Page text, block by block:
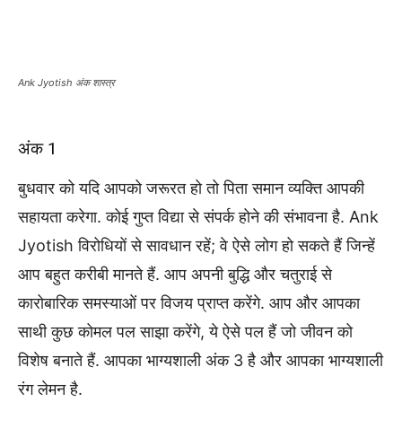
Ank Jyotish अंक शास्त्र
अंक 1
बुधवार को यदि आपको जरूरत हो तो पिता समान व्यक्ति आपकी
सहायता करेगा. कोई गुप्त विद्या से संपर्क होने की संभावना है. Ank
Jyotish विरोधियों से सावधान रहें; वे ऐसे लोग हो सकते हैं जिन्हें
आप बहुत करीबी मानते हैं. आप अपनी बुद्धि और चतुराई से
कारोबारिक समस्याओं पर विजय प्राप्त करेंगे. आप और आपका
साथी कुछ कोमल पल साझा करेंगे, ये ऐसे पल हैं जो जीवन को
विशेष बनाते हैं. आपका भाग्यशाली अंक 3 है और आपका भाग्यशाली
रंग लेमन है.